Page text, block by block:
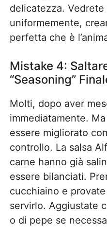
delicatezza.
uniformemente,
perfetta che è
Mistake 4:
“Seasoning”
Molti, dopo aver
immediatamente.
essere migliorato
controllo. La salsa
carne hanno già
essere bilanciati.
cucchiaino e
servirlo. Aggiustate
o di pepe se